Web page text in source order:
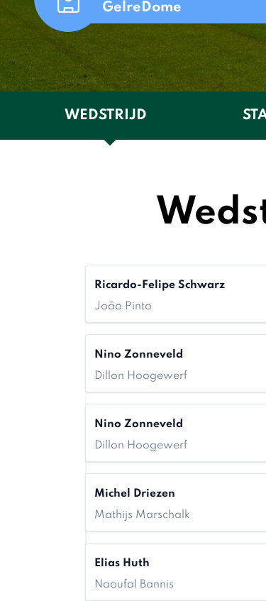
GelreDome
WEDSTRIJD
Ricardo-Felipe Schwarz
Joâo Pinto
Nino Zonneveld
Dillon Hoogewerf
Nino Zonneveld
Dillon Hoogewerf
Michel Driezen
Mathijs Marschalk
Elias Huth
Naoufal Bannis